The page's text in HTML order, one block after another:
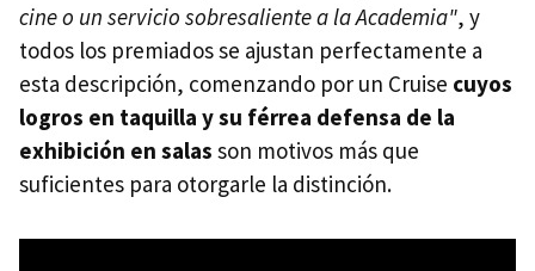
cine o un servicio sobresaliente a la Academia", y
todos los premiados se ajustan perfectamente a
esta descripción, comenzando por un Cruise cuyos
logros en taquilla y su férrea defensa de la
exhibición en salas son motivos más que
suficientes para otorgarle la distinción.